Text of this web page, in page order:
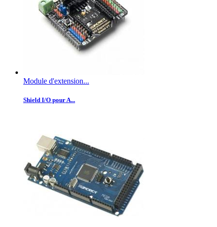
Module d'extension...
Shield I/O pour A...